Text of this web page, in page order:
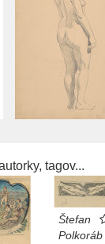
tagov...
Štefan
Polkoráb